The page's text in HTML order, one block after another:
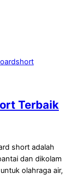
Terbaik
short adalah
dan dikolam
olahraga air,